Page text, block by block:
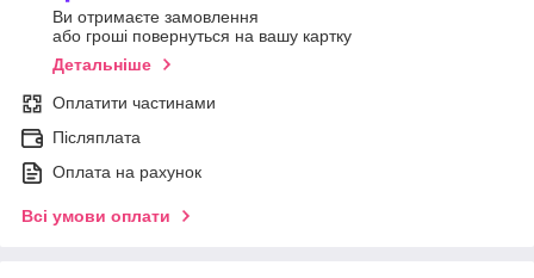
Ви отримаєте замовлення
або гроші повернуться на вашу картку
Детальніше
Оплатити частинами
Післяплата
Оплата на рахунок
Всі умови оплати